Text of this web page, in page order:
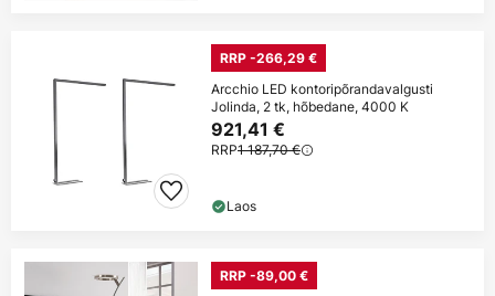
RRP -266,29 €
Arcchio LED kontoripõrandavalgusti
Jolinda, 2 tk, hõbedane, 4000 K
921,41 €
RRP1 187,70 €
Laos
RRP -89,00 €